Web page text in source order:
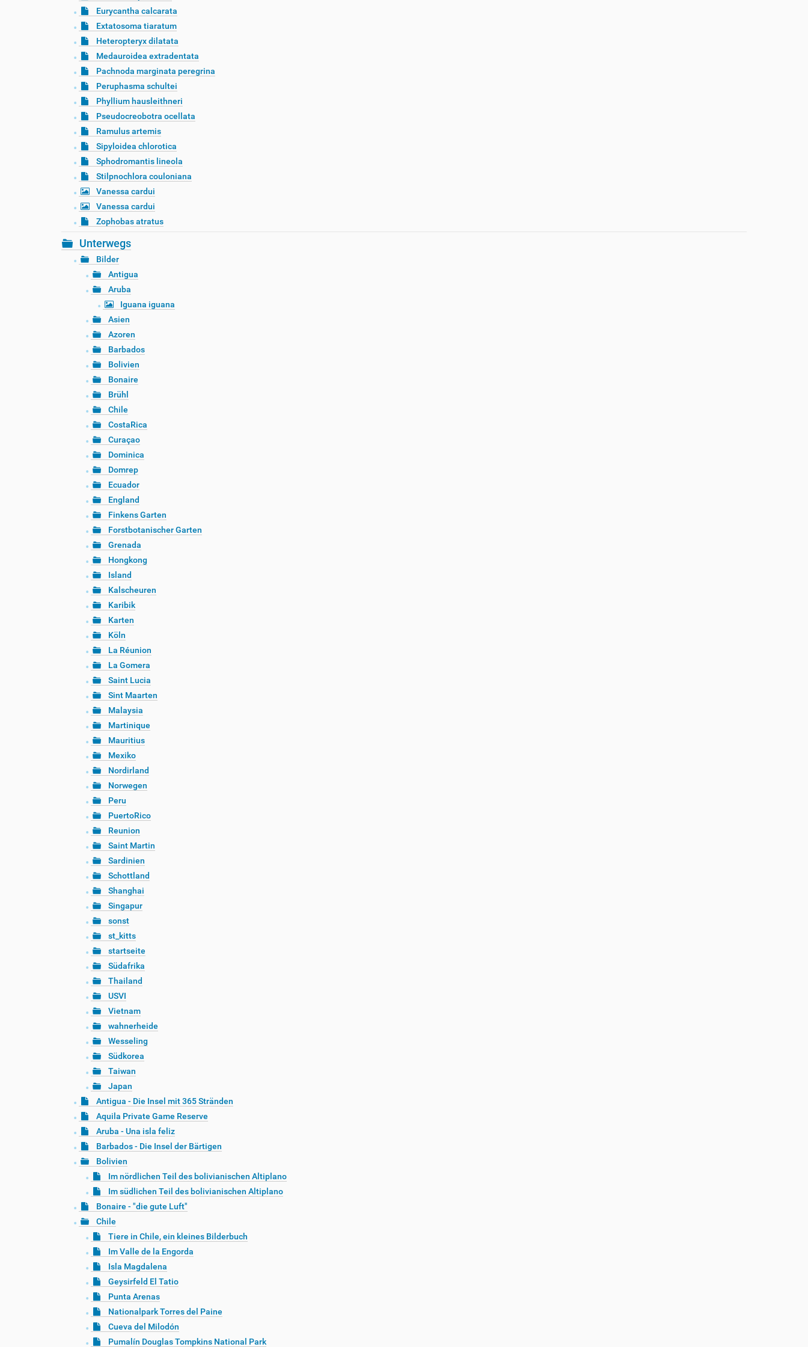
Eurycantha calcarata
Extatosoma tiaratum
Heteropteryx dilatata
Medauroidea extradentata
Pachnoda marginata peregrina
Peruphasma schultei
Phyllium hausleithneri
Pseudocreobotra ocellata
Ramulus artemis
Sipyloidea chlorotica
Sphodromantis lineola
Stilpnochlora couloniana
Vanessa cardui
Vanessa cardui
Zophobas atratus
Unterwegs
Bilder
Antigua
Aruba
Iguana iguana
Asien
Azoren
Barbados
Bolivien
Bonaire
Brühl
Chile
CostaRica
Curaçao
Dominica
Domrep
Ecuador
England
Finkens Garten
Forstbotanischer Garten
Grenada
Hongkong
Island
Kalscheuren
Karibik
Karten
Köln
La Réunion
La Gomera
Saint Lucia
Sint Maarten
Malaysia
Martinique
Mauritius
Mexiko
Nordirland
Norwegen
Peru
PuertoRico
Reunion
Saint Martin
Sardinien
Schottland
Shanghai
Singapur
sonst
st_kitts
startseite
Südafrika
Thailand
USVI
Vietnam
wahnerheide
Wesseling
Südkorea
Taiwan
Japan
Antigua - Die Insel mit 365 Stränden
Aquila Private Game Reserve
Aruba - Una isla feliz
Barbados - Die Insel der Bärtigen
Bolivien
Im nördlichen Teil des bolivianischen Altiplano
Im südlichen Teil des bolivianischen Altiplano
Bonaire - "die gute Luft"
Chile
Tiere in Chile, ein kleines Bilderbuch
Im Valle de la Engorda
Isla Magdalena
Geysirfeld El Tatio
Punta Arenas
Nationalpark Torres del Paine
Cueva del Milodón
Pumalín Douglas Tompkins National Park